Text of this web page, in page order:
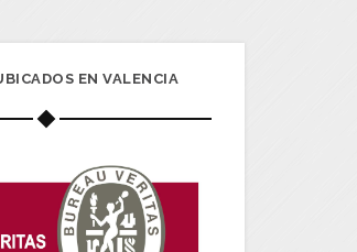
EN VALENCIA